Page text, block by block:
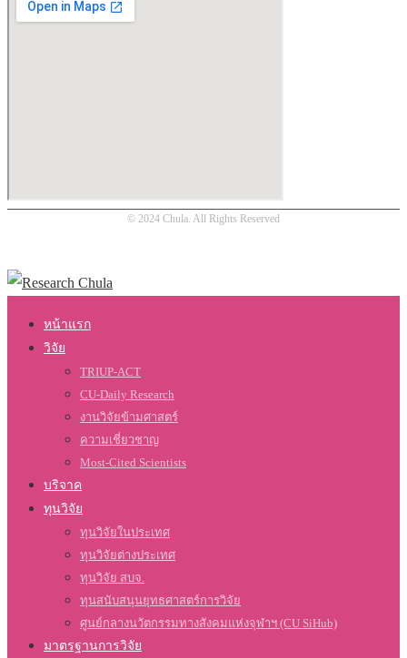
© 2024 Chula. All Rights Reserved
หน้าแรก
วิจัย
TRIUP-ACT
CU-Daily Research
งานวิจัยข้ามศาสตร์
ความเชี่ยวชาญ
Most-Cited Scientists
บริจาค
ทุนวิจัย
ทุนวิจัยในประเทศ
ทุนวิจัยต่างประเทศ
ทุนวิจัย สบจ.
ทุนสนับสนุนยุทธศาสตร์การวิจัย
ศูนย์กลางนวัตกรรมทางสังคมแห่งจุฬาฯ (CU SiHub)
มาตรฐานการวิจัย